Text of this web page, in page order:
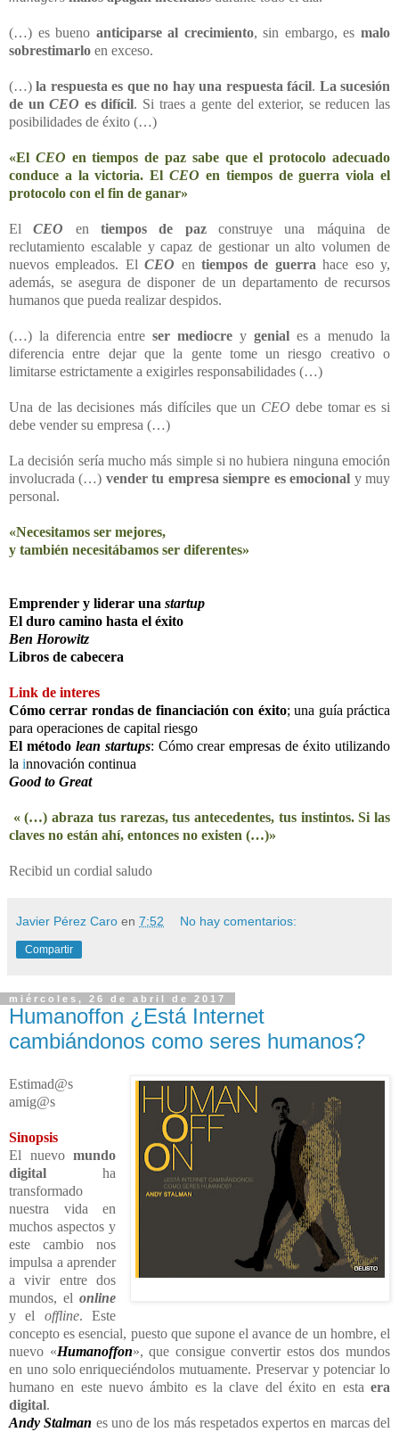
(…) es bueno anticiparse al crecimiento, sin embargo, esmalo
sobrestimarlo en exceso.
(…)la respuesta es que no hay una respuesta fácil. La sucesión
de unCEO es difícil. Si traes a gente del exterior, se reducen las
posibilidades de éxito (…)
«El CEO en tiempos de paz sabe que el protocolo adecuado
conduce a la victoria. ElCEO en tiempos de guerra viola el
protocolo con el fin de ganar»
ElCEO entiempos de pazconstruye una máquina de
reclutamiento escalable y capaz de gestionar un alto volumen de
nuevos empleados. ElCEO entiempos de guerra hace eso y,
además, se asegura de disponer de un departamento de recursos
humanos que pueda realizar despidos.
(…) la diferencia entreser mediocre y geniales a menudo la
diferencia entre dejar que la gente tome un riesgo creativo o
limitarse estrictamente a exigirles responsabilidades (…)
Una de las decisiones más difíciles que un CEO debe tomar es si
debe vender su empresa (…)
La decisión sería mucho más simple si no hubiera ninguna emoción
involucrada (…) vender tu empresa siempre es emocional y muy
personal.
«Necesitamos ser mejores,
y también necesitábamos ser diferentes»
Emprender y liderar una startup
El duro camino hasta el éxito
Ben Horowitz
Libros de cabecera
Link de interes
Cómo cerrar rondas de financiación con éxito; una guía práctica
para operaciones de capital riesgo
El método lean startups: Cómo crear empresas de éxito utilizando
la innovación continua
Good to Great
« (…) abraza tus rarezas, tus antecedentes, tus instintos. Si las
claves no están ahí, entonces no existen (…)»
Recibid un cordial saludo
Javier Pérez Caro en 7:52 No hay comentarios:
Compartir
miércoles, 26 de abril de 2017
Humanoffon ¿Está Internet
cambiándonos como seres humanos?
Estimad@s
amig@s
Sinopsis
El nuevomundo
digital ha
transformado
nuestra vida en
muchos aspectos y
este cambio nos
impulsa a aprender
a vivir entre dos
mundos, elonline
y el offline. Este
concepto es esencial, puesto que supone el avance de un hombre, el
nuevo «Humanoffon», que consigue convertir estos dos mundos
en uno solo enriqueciéndolos mutuamente. Preservar y potenciar lo
humano en este nuevo ámbito es la clave del éxito en esta era
digital.
Andy Stalman es uno de los más respetados expertos en marcas del